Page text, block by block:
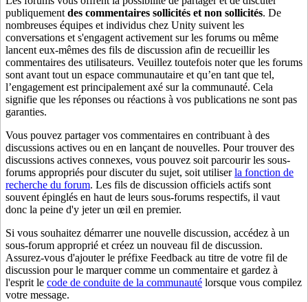
publiquement des commentaires sollicités et non sollicités. De
nombreuses équipes et individus chez Unity suivent les
conversations et s'engagent activement sur les forums ou même
lancent eux-mêmes des fils de discussion afin de recueillir les
commentaires des utilisateurs. Veuillez toutefois noter que les forums
sont avant tout un espace communautaire et qu’en tant que tel,
l’engagement est principalement axé sur la communauté. Cela
signifie que les réponses ou réactions à vos publications ne sont pas
garanties.
Vous pouvez partager vos commentaires en contribuant à des
discussions actives ou en en lançant de nouvelles. Pour trouver des
discussions actives connexes, vous pouvez soit parcourir les sous-
forums appropriés pour discuter du sujet, soit utiliserla fonction de
recherche du forum. Les fils de discussion officiels actifs sont
souvent épinglés en haut de leurs sous-forums respectifs, il vaut
donc la peine d'y jeter un œil en premier.
Si vous souhaitez démarrer une nouvelle discussion, accédez à un
sous-forum approprié et créez un nouveau fil de discussion.
Assurez-vous d'ajouter le préfixe Feedback au titre de votre fil de
discussion pour le marquer comme un commentaire et gardez à
l'esprit le code de conduite de la communauté lorsque vous compilez
votre message.